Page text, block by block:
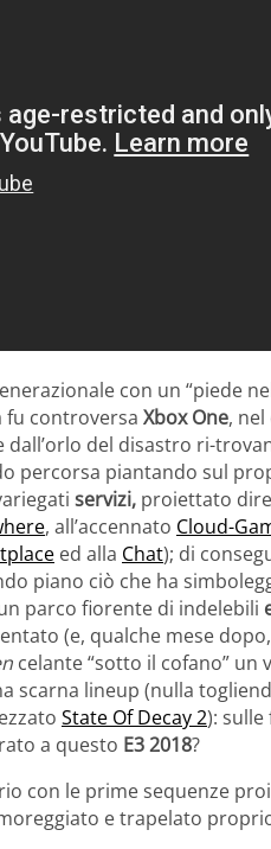
con un “piede
fu controversa Xbox One,
dall’orlo del disastro ri-
percorsa piantando sul
servizi, proiettato
, all’accennato Cloud-
ed alla Chat); di
piano ciò che ha
parco fiorente di indelebili
(e, qualche mese
celante “sotto il cofano”
scarna lineup (nulla
State Of Decay 2):
a questo E3 2018?
con le prime sequenze
e trapelato